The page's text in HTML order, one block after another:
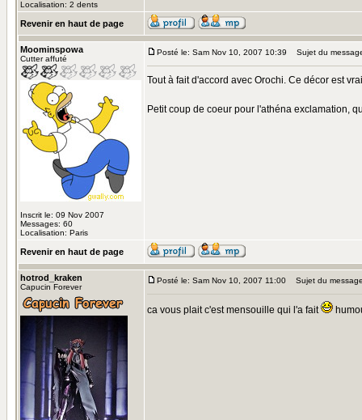
Localisation: 2 dents
Revenir en haut de page
Moominspowa
Cutter affuté
Inscrit le: 09 Nov 2007
Messages: 60
Localisation: Paris
Posté le: Sam Nov 10, 2007 10:39 Sujet du
Tout à fait d'accord avec Orochi. Ce décor est
Petit coup de coeur pour l'athéna exclamation,
Revenir en haut de page
hotrod_kraken
Capucin Forever
Posté le: Sam Nov 10, 2007 11:00 Sujet du
ca vous plait c'est mensouille qui l'a fait